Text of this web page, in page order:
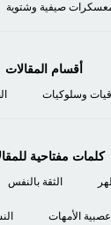
صيفية وشتوية
أقسام المقالات
وسلوكيات
كلمات مفتاحية
الثقة بالنفس
عصبية الأمهات